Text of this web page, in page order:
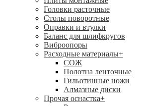
Головки расточные
Столы поворотные
Оправки и втулки
Баланс для шлифкругов
Виброопоры
Расходные материалы+
СОЖ
Полотна ленточные
Гильотинные ножи
Алмазные диски
Прочая оснастка+